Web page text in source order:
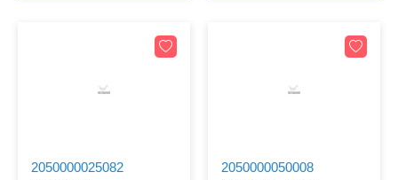
2050000025082 2050000050008